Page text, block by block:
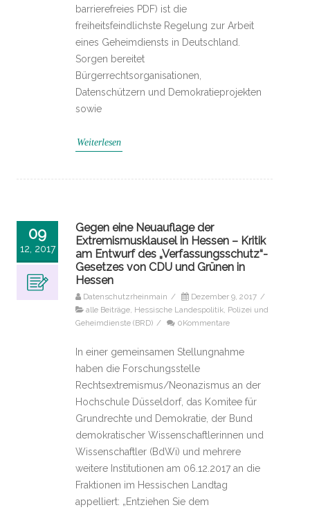
barrierefreies PDF) ist die
freiheitsfeindlichste Regelung zur Arbeit
eines Geheimdiensts in Deutschland.
Sorgen bereitet
Bürgerrechtsorganisationen,
Datenschützern und Demokratieprojekten
sowie
Weiterlesen
09
12, 2017
Gegen eine Neuauflage der
Extremismusklausel in Hessen – Kritik
am Entwurf des „Verfassungsschutz“-
Gesetzes von CDU und Grünen in
Hessen
Datenschutzrheinmain / Dezember 9, 2017 /
alle Beiträge, Hessische Landespolitik, Polizei und
Geheimdienste (BRD) / 0Kommentare
In einer gemeinsamen Stellungnahme
haben die Forschungsstelle
Rechtsextremismus/Neonazismus an der
Hochschule Düsseldorf, das Komitee für
Grundrechte und Demokratie, der Bund
demokratischer Wissenschaftlerinnen und
Wissenschaftler (BdWi) und mehrere
weitere Institutionen am 06.12.2017 an die
Fraktionen im Hessischen Landtag
appelliert: „Entziehen Sie dem